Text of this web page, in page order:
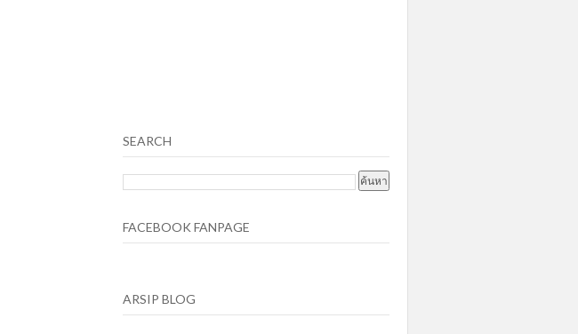
SEARCH
FACEBOOK FANPAGE
ARSIP BLOG